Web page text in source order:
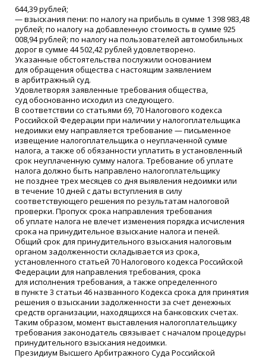
644,39 рублей;
— взыскания пени: по налогу на прибыль в сумме 1 398 983,48
рублей; по налогу на добавленную стоимость в сумме 925
008,94 рублей; по налогу на пользователей автомобильных
дорог в сумме 44 502,42 рублей удовлетворено.
Указанные обстоятельства послужили основанием
для обращения общества с настоящим заявлением
в арбитражный суд.
Удовлетворяя заявленные требования общества,
суд обоснованно исходил из следующего.
В соответствии со статьями 69, 70 Налогового кодекса
Российской Федерации при наличии у налогоплательщика
недоимки ему направляется требование — письменное
извещение налогоплательщика о неуплаченной сумме
налога, а также об обязанности уплатить в установленный
срок неуплаченную сумму налога. Требование об уплате
налога должно быть направлено налогоплательщику
не позднее трех месяцев со дня выявления недоимки или
в течение 10 дней с даты вступления в силу
соответствующего решения по результатам налоговой
проверки. Пропуск срока направления требования
об уплате налога не влечет изменения порядка исчисления
срока на принудительное взыскание налога и пеней.
Общий срок для принудительного взыскания налоговым
органом задолженности складывается из срока,
установленного статьей 70 Налогового кодекса Российской
Федерации для направления требования, срока
для исполнения требования, а также определенного
в пункте 3 статьи 46 названного Кодекса срока для принятия
решения о взыскании задолженности за счет денежных
средств организации, находящихся на банковских счетах.
Таким образом, момент выставления налогоплательщику
требования законодатель связывает с началом процедуры
принудительного взыскания недоимки.
Президиум Высшего Арбитражного Суда Российской